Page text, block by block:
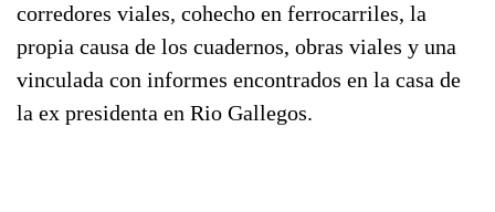
corredores viales, cohecho en ferrocarriles, la
propia causa de los cuadernos, obras viales y una
vinculada con informes encontrados en la casa de
la ex presidenta en Rio Gallegos.